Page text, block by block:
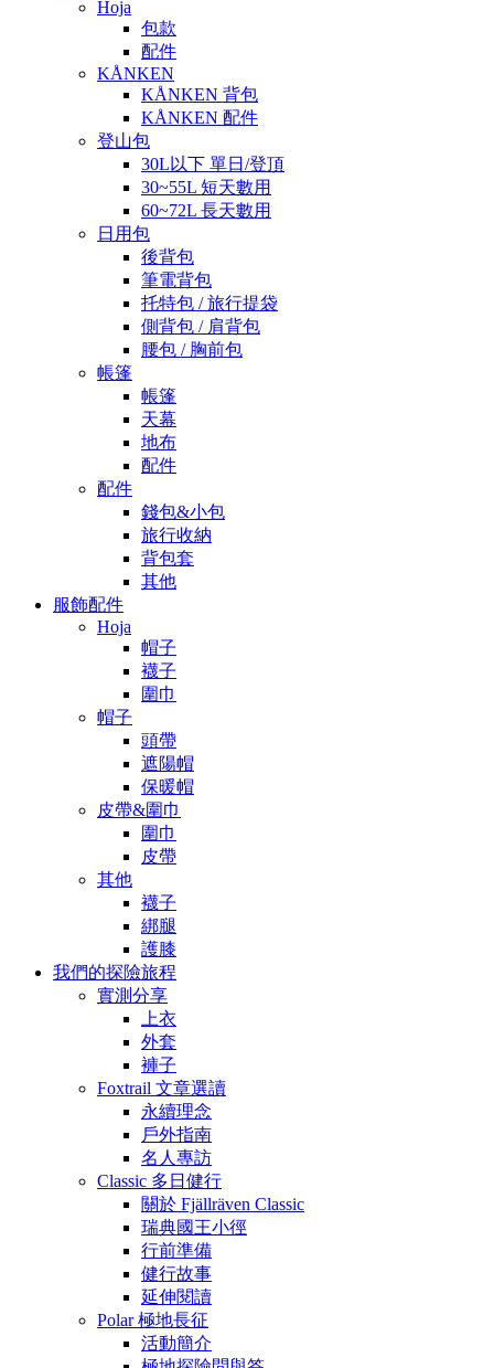
Hoja
包款
配件
KÅNKEN
KÅNKEN 背包
KÅNKEN 配件
登山包
30L以下 單日/登頂
30~55L 短天數用
60~72L 長天數用
日用包
後背包
筆電背包
托特包 / 旅行提袋
側背包 / 肩背包
腰包 / 胸前包
帳篷
帳篷
天幕
地布
配件
配件
錢包&小包
旅行收納
背包套
其他
服飾配件
Hoja
帽子
襪子
圍巾
帽子
頭帶
遮陽帽
保暖帽
皮帶&圍巾
圍巾
皮帶
其他
襪子
綁腿
護膝
我們的探險旅程
實測分享
上衣
外套
褲子
Foxtrail 文章選讀
永續理念
戶外指南
名人專訪
Classic 多日健行
關於 Fjällräven Classic
瑞典國王小徑
行前準備
健行故事
延伸閱讀
Polar 極地長征
活動簡介